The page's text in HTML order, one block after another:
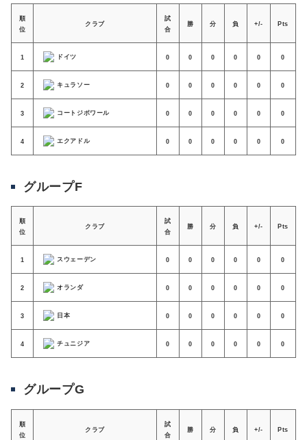
順
位
クラブ
試
合
勝 分 負 +/- Pts
1 ドイツ 0 0 0 0 0 0
2 キュラソー 0 0 0 0 0 0
3 コートジボワール 0 0 0 0 0 0
4 エクアドル 0 0 0 0 0 0
グループF
順
位
クラブ
試
合
勝 分 負 +/- Pts
1 スウェーデン 0 0 0 0 0 0
2 オランダ 0 0 0 0 0 0
3 日本 0 0 0 0 0 0
4 チュニジア 0 0 0 0 0 0
グループG
順
位
クラブ
試
合
勝 分 負 +/- Pts